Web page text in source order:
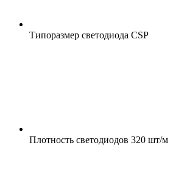
Типоразмер светодиода CSP
Плотность светодиодов 320 шт/м